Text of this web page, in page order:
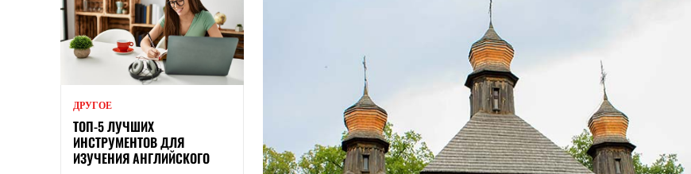
ДРУГОЕ
ТОП-5 ЛУЧШИХ
ИНСТРУМЕНТОВ ДЛЯ
ИЗУЧЕНИЯ АНГЛИЙСКОГО